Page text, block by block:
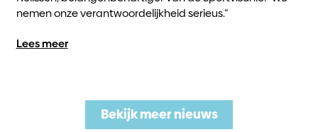
nemen onze verantwoordelijkheid serieus.”
Lees meer
Bekijk meer nieuws